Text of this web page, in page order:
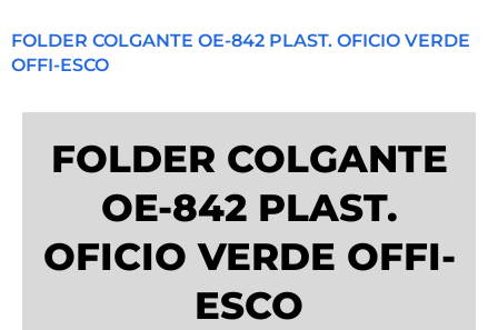
FOLDER COLGANTE OE-842 PLAST. OFICIO VERDE
OFFI-ESCO
FOLDER COLGANTE
OE-842 PLAST.
OFICIO VERDE OFFI-
ESCO